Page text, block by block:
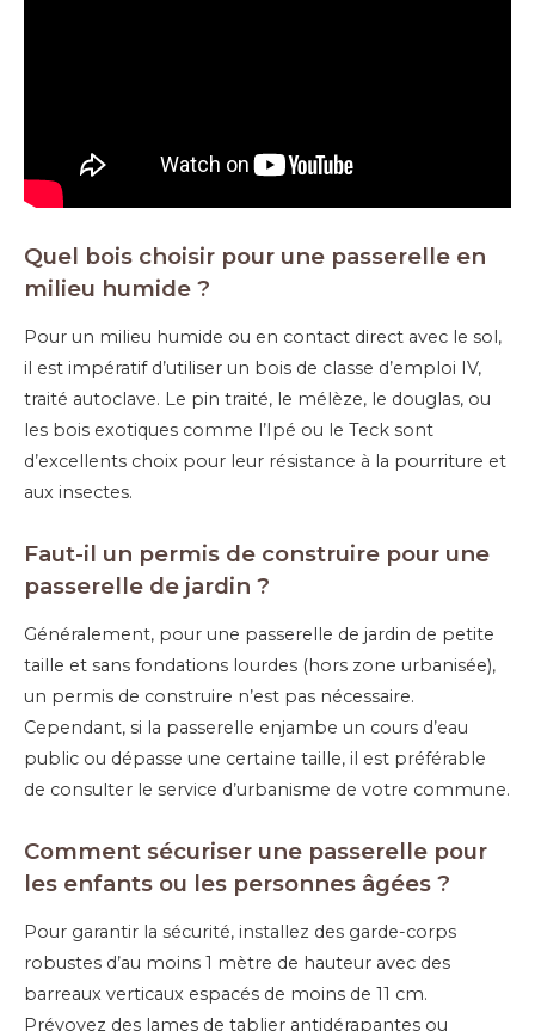
Quel bois choisir pour une passerelle en
milieu humide ?
Pour un milieu humide ou en contact direct avec le sol,
il est impératif d’utiliser un bois de classe d’emploi IV,
traité autoclave. Le pin traité, le mélèze, le douglas, ou
les bois exotiques comme l’Ipé ou le Teck sont
d’excellents choix pour leur résistance à la pourriture et
aux insectes.
Faut-il un permis de construire pour une
passerelle de jardin ?
Généralement, pour une passerelle de jardin de petite
taille et sans fondations lourdes (hors zone urbanisée),
un permis de construire n’est pas nécessaire.
Cependant, si la passerelle enjambe un cours d’eau
public ou dépasse une certaine taille, il est préférable
de consulter le service d’urbanisme de votre commune.
Comment sécuriser une passerelle pour
les enfants ou les personnes âgées ?
Pour garantir la sécurité, installez des garde-corps
robustes d’au moins 1 mètre de hauteur avec des
barreaux verticaux espacés de moins de 11 cm.
Prévoyez des lames de tablier antidérapantes ou